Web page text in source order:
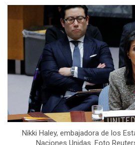
Nikki Haley, embajadora de los
Naciones Unidas. Foto